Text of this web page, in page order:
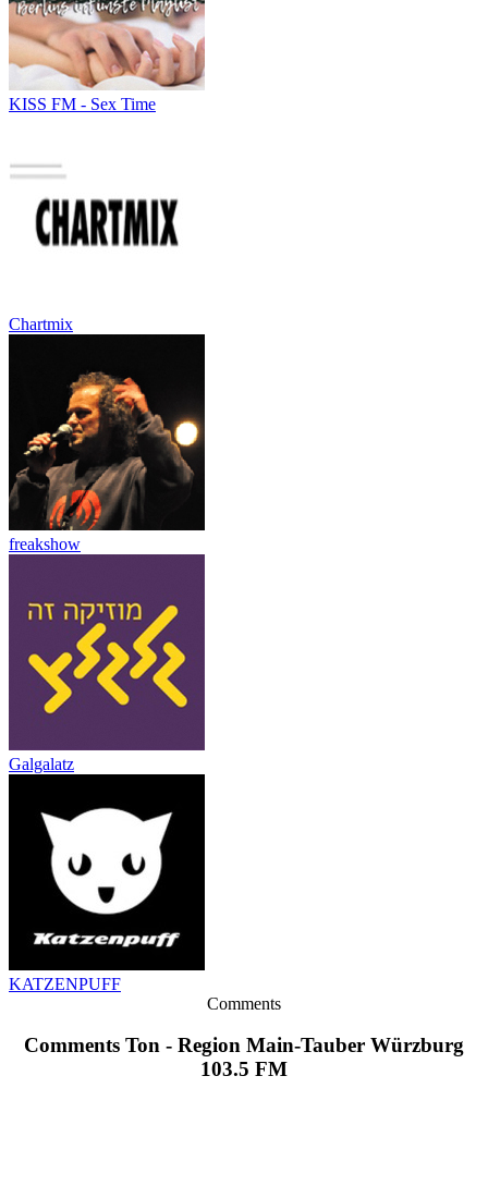
KISS FM - Sex Time
Chartmix
freakshow
Galgalatz
KATZENPUFF
Comments
Comments Ton - Region Main-Tauber Würzburg
103.5 FM